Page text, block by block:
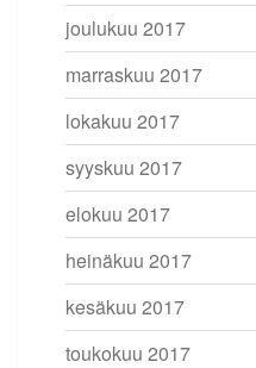
joulukuu 2017
marraskuu 2017
lokakuu 2017
syyskuu 2017
elokuu 2017
heinäkuu 2017
kesäkuu 2017
toukokuu 2017